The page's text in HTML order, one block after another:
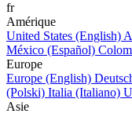
fr
Amérique
United States (English)
México (Español)
Europe
Europe (English)
(Polski) Italia (Italiano)
Asie